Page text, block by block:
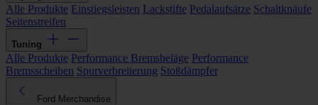
Alle Produkte Einstiegsleisten Lackstifte Pedalaufsätze Schaltknäufe
Seitenstreifen
Tuning
Alle Produkte Performance Bremsbeläge Performance
Bremsscheiben Spurverbreiterung Stoßdämpfer
Ford Merchandise